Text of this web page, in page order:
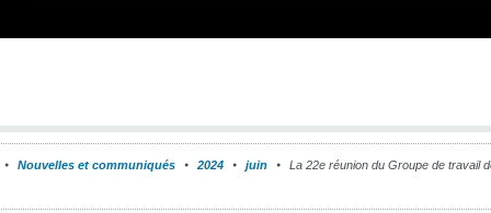
Nouvelles et communiqués 2024 juin La 22e réunion du Groupe de travail